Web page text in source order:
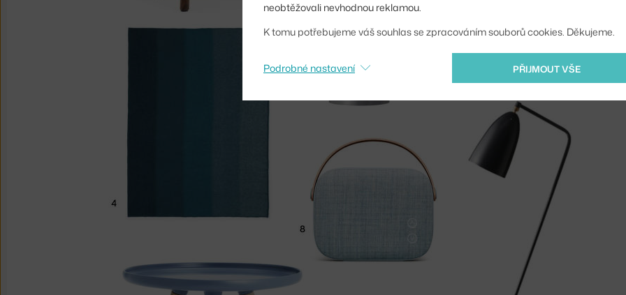
neobtěžovali nevhodnou reklamou.
K tomu potřebujeme váš souhlas se zpracováním souborů cookies. Děkujeme.
PŘIJMOUT VŠE
Podrobné nastavení